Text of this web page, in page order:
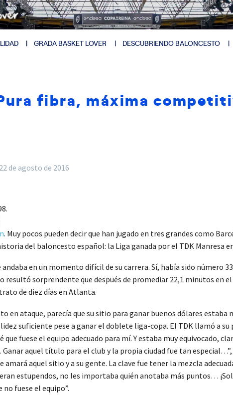
GRADA BASKET LOVER DESCUBRIENDO BALONCESTO
fibra, máxima
22 de agosto de 2016
. Muy pocos pueden decir que han jugado en tres grandes como
del baloncesto español: la Liga ganada por el TDK Manresa
en un momento difícil de su carrera. Sí, había sido número
resultó sorprendente que después de promediar 22,1 minutos en
de diez días en Atlanta.
en ataque, parecía que su sitio para ganar buenos dólares
suficiente pese a ganar el doblete liga-copa. El TDK llamó a
que fuese el equipo adecuado para mí. Y estaba muy equivocado,
aquel título para el club y la propia ciudad fue tan
aquel sitio y a su gente. La clave fue tener la mezcla
estupendos, no les importaba quién anotaba más puntos…
fuese el equipo”.